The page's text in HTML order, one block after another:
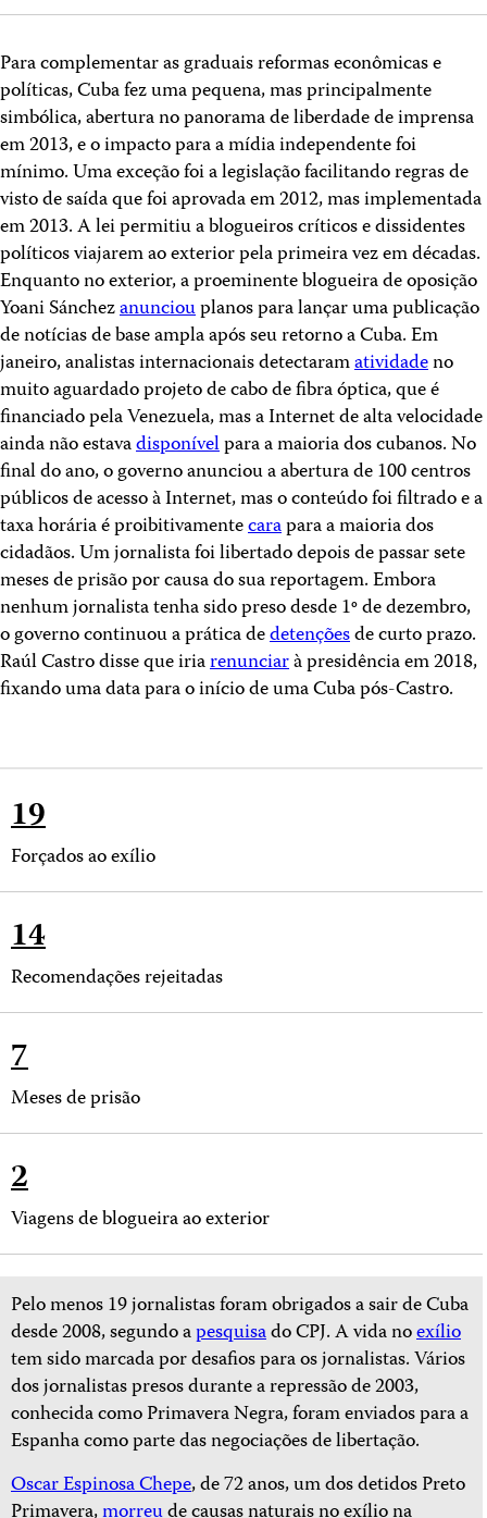
Para complementar as graduais reformas econômicas e
políticas, Cuba fez uma pequena, mas principalmente
simbólica, abertura no panorama de liberdade de imprensa
em 2013, e o impacto para a mídia independente foi
mínimo. Uma exceção foi a legislação facilitando regras de
visto de saída que foi aprovada em 2012, mas implementada
em 2013. A lei permitiu a blogueiros críticos e dissidentes
políticos viajarem ao exterior pela primeira vez em décadas.
Enquanto no exterior, a proeminente blogueira de oposição
Yoani Sánchezanunciouplanos para lançar uma publicação
de notícias de base ampla após seu retorno a Cuba. Em
janeiro, analistas internacionais detectaramatividadeno
muito aguardado projeto de cabo de fibra óptica, que é
financiado pela Venezuela, mas a Internet de alta velocidade
ainda não estavadisponívelpara a maioria dos cubanos. No
final do ano, o governo anunciou a abertura de 100 centros
públicos de acesso à Internet, mas o conteúdo foi filtrado e a
taxa horária é proibitivamentecarapara a maioria dos
cidadãos. Um jornalista foi libertado depois de passar sete
meses de prisão por causa do sua reportagem. Embora
nenhum jornalista tenha sido preso desde 1º de dezembro,
o governo continuou a prática dedetençõesde curto prazo.
Raúl Castro disse que iriarenunciarà presidência em 2018,
fixando uma data para o início de uma Cuba pós-Castro.
19
Forçados ao exílio
14
Recomendações rejeitadas
7
Meses de prisão
2
Viagens de blogueira ao exterior
Pelo menos 19 jornalistas foram obrigados a sair de Cuba
desde 2008, segundo apesquisado CPJ. A vida noexílio
tem sido marcada por desafios para os jornalistas. Vários
dos jornalistas presos durante a repressão de 2003,
conhecida como Primavera Negra, foram enviados para a
Espanha como parte das negociações de libertação.
Oscar Espinosa Chepe, de 72 anos, um dos detidos Preto